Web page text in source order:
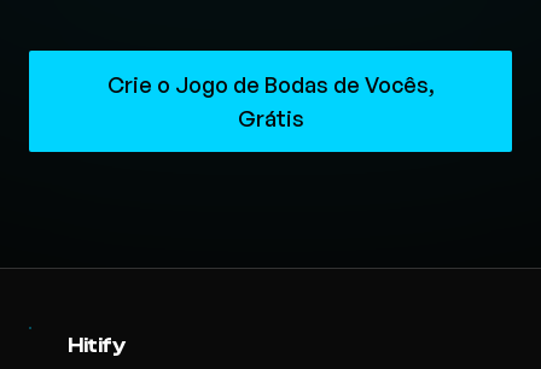
Crie o Jogo de Bodas de Vocês,
Grátis
Hitify